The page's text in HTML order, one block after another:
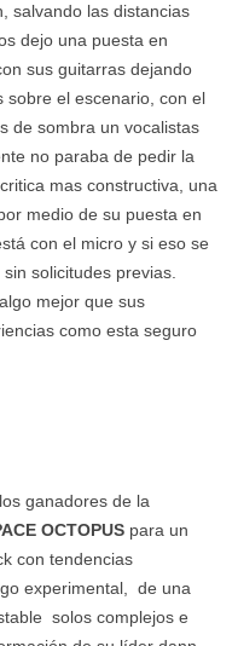
salvando las distancias
dejo una puesta en
sus guitarras dejando
sobre el escenario, con el
de sombra un vocalistas
no paraba de pedir la
mas constructiva, una
medio de su puesta en
con el micro y si eso se
solicitudes previas.
mejor que sus
como esta seguro
ganadores de la
OCTOPUS para un
con tendencias
experimental, de una
solos complejos e